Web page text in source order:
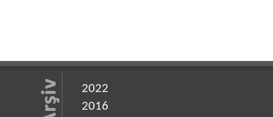
2022
2016